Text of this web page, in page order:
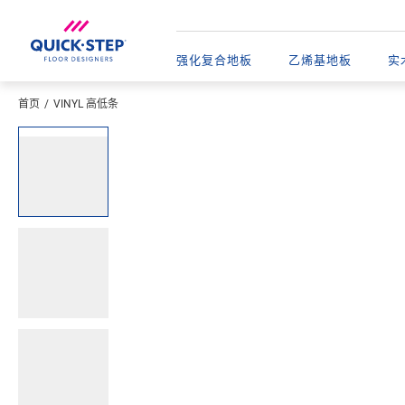
强化复合地板 乙烯基地板​ 实
首页 VINYL 高低条